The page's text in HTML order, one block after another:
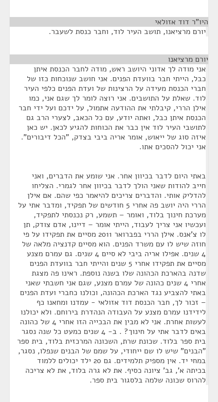
היו"ר דוד אזולאי
יורם מרציאנו, תושב העיר לוד, וחבר כנסת לשעבר.
יורם מרציאנו
אני מודה לך אדוני היושב ראש, מודה לחבר הכנסת איתן
כבל, הייתי חבר בוועדת הפנים. אני חושב שנוכחות כזו של
חברי הכנסת מעידה על הרצינות של ועדת הפנים כלפי העיר
לוד. שאלת על התושבים. אני רוצה לומר לך שגם אני, כמו
אילן הררי, קיבלתי את ההודעה אתמול, על ידכם ועל ידי חבר
הכנסת איתן כבל, ואתה יודע, עם כל הכאב, לצערי הרב גם
לתושבי העיר לוד אין כבר את הכוחות להגיע לכאן. יש כאן
איזה סוג של ייאוש, אומר אריה ביבי בצדק, "הכל דיבורים".
אני יכול להסכים אתו.
באתי היום לדבר בכיוון אחר. אני שומע את הדברים, ואני
חייב להודות שאני הולך לדבר בכיוון אחר לגמרי. הצליחו
להדליק אותי. והדברים צריכים להיאמר כפי שהם. אם אילן
הררי היה יושב פה אחרי 5 חודשים של תפקיד, ומדבר אתי על
מערכת חינוך בלוד, ואומר – תשמע, רק נכנסתי לתפקיד,
ועכשיו אני צריך לעבוד, הייתי אומר – דיינו, אדם צודק, תן
לו צ'אנס. אילן הררי בפברואר 2011 מסיים את תפקידו על פי
חוזה שיש לו עם משרד הפנים. הוא מסיים קדנציה מלאה של
4 שנים. אפילו אריה ביבי לא סיים 4 שנים. גם עמרם מצנע
מסיים את תפקידו אחרי 5 שנים והייתי חבר בוועדת הפנים
שדנה בהארכת הכהונה שלו בשנה נוספת. ראינו פה מצגת
אחרי 4 שנים כהונה של עמרם מצנע, שגם אני חשבתי שאני
באתי להצביע נגד הארכת הכהונה, וכולנו כחברי ועדת הפנים
– זכור לך, חבר הכנסת דוד אזולאי - עמדנו ומחאנו כף
לידידנו עמרם מצנע על העבודה הנהדרת בירוחם. ולא יכולנו
לעשות אחרת. אני לא מבין את הבכייה הזו אחרי 4 של כהונה
באים לדבר אתי על חינוך? . ב- 4 שנים כמעט כל שנה נסגר
בית ספר בלוד. שכונת שרת, השכונה המרכזית בלוד, בית ספר
"הבנים" שיש לו שם ייחודי, על שמם של הבנים שנפלו, נסגר,
במחי יד. אין מספיק תלמידים. גם 20 ילד יכולים ללמוד
בכיתה א', גב' ציונה כסיף. את לא גרה בלוד, את לא צריכה
להרוס שכונה שלמה בלסגור בית ספר.